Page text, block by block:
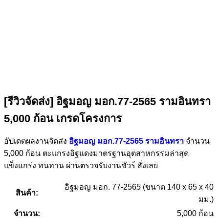
[รีวิวจัดส่ง] อิฐมอญ มอก.77-2565 รามอินทรา
5,000 ก้อน เกรดโครงการ
อัปเดตผลงานจัดส่ง อิฐมอญ มอก.77-2565 รามอินทรา จำนวน
5,000 ก้อน ตะแกรงอิฐแดงมาตรฐานอุตสาหกรรมล่าสุด
แข็งแกร่ง ทนทาน ผ่านตรวจรับงานชัวร์ สั่งเลย
สินค้า:
อิฐมอญ มอก. 77-2565 (ขนาด 140 x 65 x 40
มม.)
จำนวน:
5,000 ก้อน